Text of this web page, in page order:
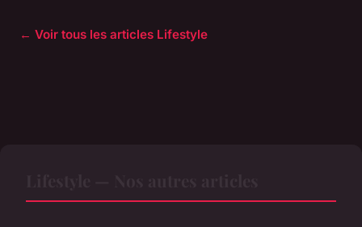
← Voir tous les articles Lifestyle